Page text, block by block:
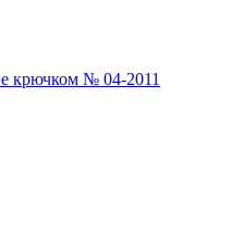
крючком № 04-2011